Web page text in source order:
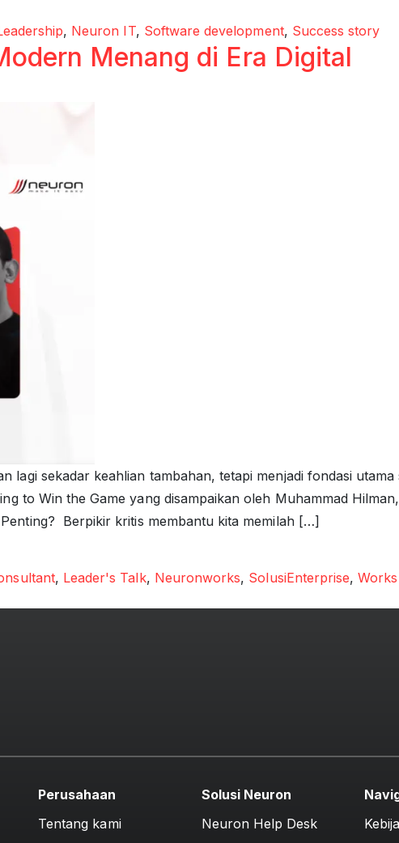
, Neuron IT, Software development, Success story
Menang di Era Digital
sekadar keahlian tambahan, tetapi menjadi fondasi utama
to Win the Game yang disampaikan oleh Muhammad
Berpikir kritis membantu kita memilah […]
, Leader's Talk, Neuronworks, SolusiEnterprise,
Perusahaan
Tentang kami
Solusi Neuron
Neuron Help Desk